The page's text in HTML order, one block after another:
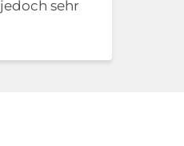
sehr